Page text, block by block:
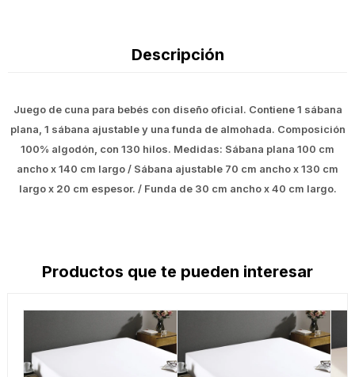
Descripción
Juego de cuna para bebés con diseño oficial. Contiene 1 sábana
plana, 1 sábana ajustable y una funda de almohada. Composición
100% algodón, con 130 hilos. Medidas: Sábana plana 100 cm
ancho x 140 cm largo / Sábana ajustable 70 cm ancho x 130 cm
largo x 20 cm espesor. / Funda de 30 cm ancho x 40 cm largo.
Productos que te pueden interesar